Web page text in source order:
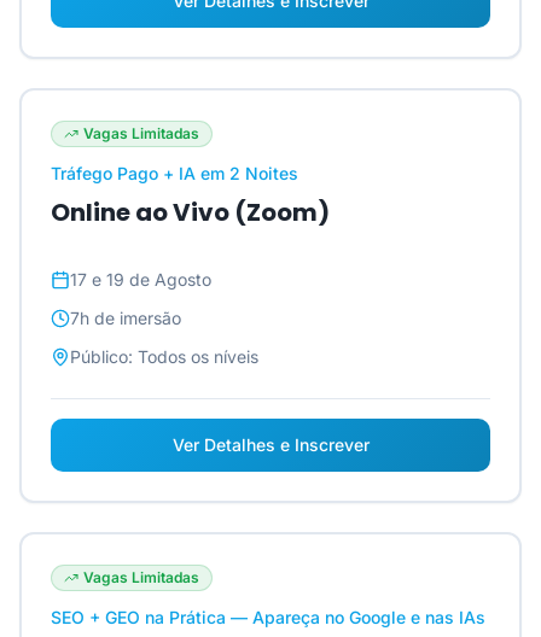
Vagas Limitadas
Tráfego Pago + IA em 2 Noites
Online ao Vivo (Zoom)
17 e 19 de Agosto
7h de imersão
Público: Todos os níveis
Ver Detalhes e Inscrever
Vagas Limitadas
SEO + GEO na Prática — Apareça no Google e nas IAs